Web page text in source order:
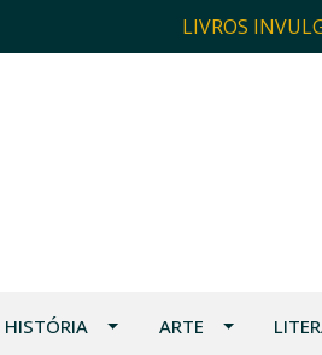
LIVROS
HISTÓRIA ARTE